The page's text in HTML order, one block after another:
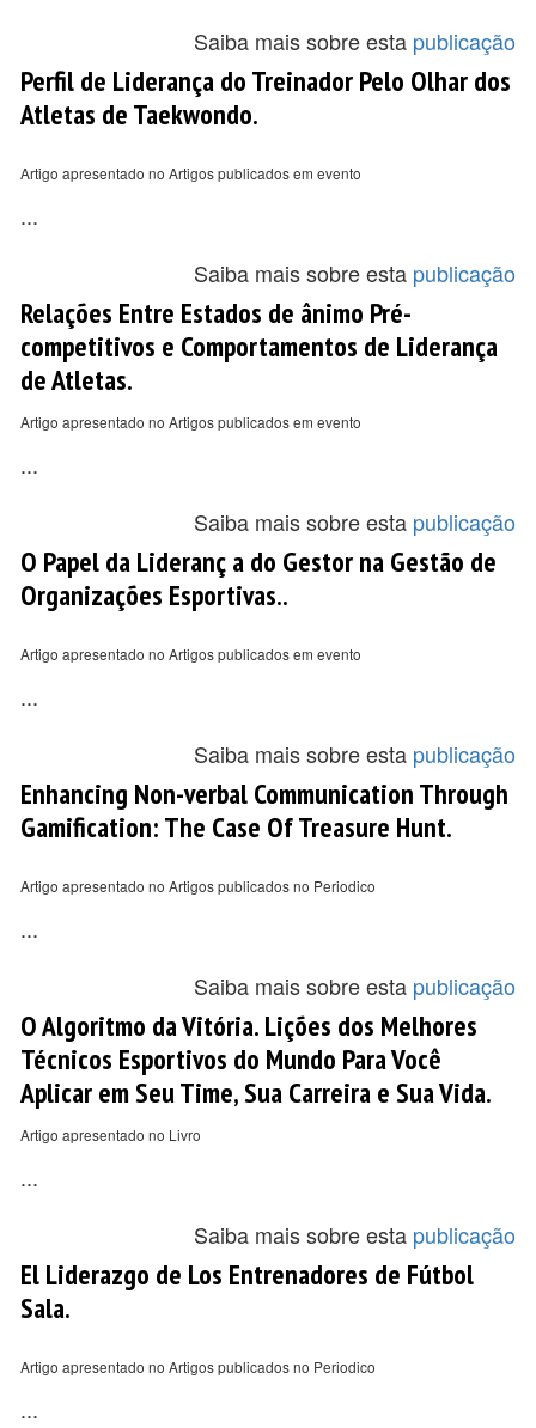
Saiba mais sobre esta publicação
Perfil de Liderança do Treinador Pelo Olhar dos
Atletas de Taekwondo.
Artigo apresentado no Artigos publicados em evento
...
Saiba mais sobre esta publicação
Relações Entre Estados de ânimo Pré-
competitivos e Comportamentos de Liderança
de Atletas.
Artigo apresentado no Artigos publicados em evento
...
Saiba mais sobre esta publicação
O Papel da Lideranç a do Gestor na Gestão de
Organizações Esportivas..
Artigo apresentado no Artigos publicados em evento
...
Saiba mais sobre esta publicação
Enhancing Non-verbal Communication Through
Gamification: The Case Of Treasure Hunt.
Artigo apresentado no Artigos publicados no Periodico
...
Saiba mais sobre esta publicação
O Algoritmo da Vitória. Lições dos Melhores
Técnicos Esportivos do Mundo Para Você
Aplicar em Seu Time, Sua Carreira e Sua Vida.
Artigo apresentado no Livro
...
Saiba mais sobre esta publicação
El Liderazgo de Los Entrenadores de Fútbol
Sala.
Artigo apresentado no Artigos publicados no Periodico
...